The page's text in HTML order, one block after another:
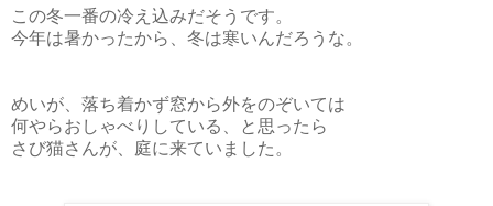
この冬一番の冷え込みだそうです。
今年は暑かったから、冬は寒いんだろうな。
めいが、落ち着かず窓から外をのぞいては
何やらおしゃべりしている、と思ったら
さび猫さんが、庭に来ていました。